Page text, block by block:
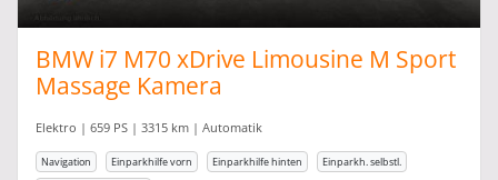
BMW i7 M70 xDrive Limousine M Sport
Massage Kamera
Elektro | 659 PS | 3315 km | Automatik
Navigation Einparkhilfe vorn Einparkhilfe hinten
Einparkh. selbstl.